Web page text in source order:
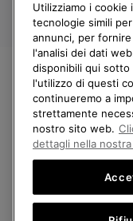
Italia
2026Columbia
Politica sulla privacy
Servizio clienti: Lun. - Ven.
(+)390694804179
Utilizziamo i
tecnologie simili
annunci, per
l'analisi dei dati
disponibili qui
l'utilizzo di questi
continueremo a
strettamente
nostro sito web.
dettagli nella